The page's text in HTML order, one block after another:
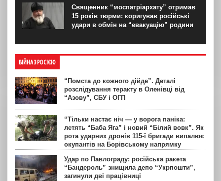
Священник “моспатріархату” отримав
15 років тюрми: коригував російські
удари в обмін на “евакуацію” родини
ВІЙНА З РОСІЄЮ
“Помста до кожного дійде”. Деталі
розслідування теракту в Оленівці від
“Азову”, СБУ і ОГП
“Тільки настає ніч — у ворога паніка:
летять “Баба Яга” і новий “Білий вовк”. Як
рота ударних дронів 115-ї бригади випалює
окупантів на Борівському напрямку
Удар по Павлограду: російська ракета
“Бандероль” знищила депо “Укрпошти”,
загинули дві працівниці